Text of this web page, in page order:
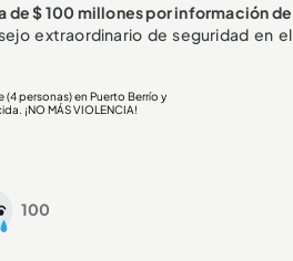
de $ 100 millones por información de
extraordinario de seguridad en el
personas) en Puerto Berrío y
¡NO MÁS VIOLENCIA!
100